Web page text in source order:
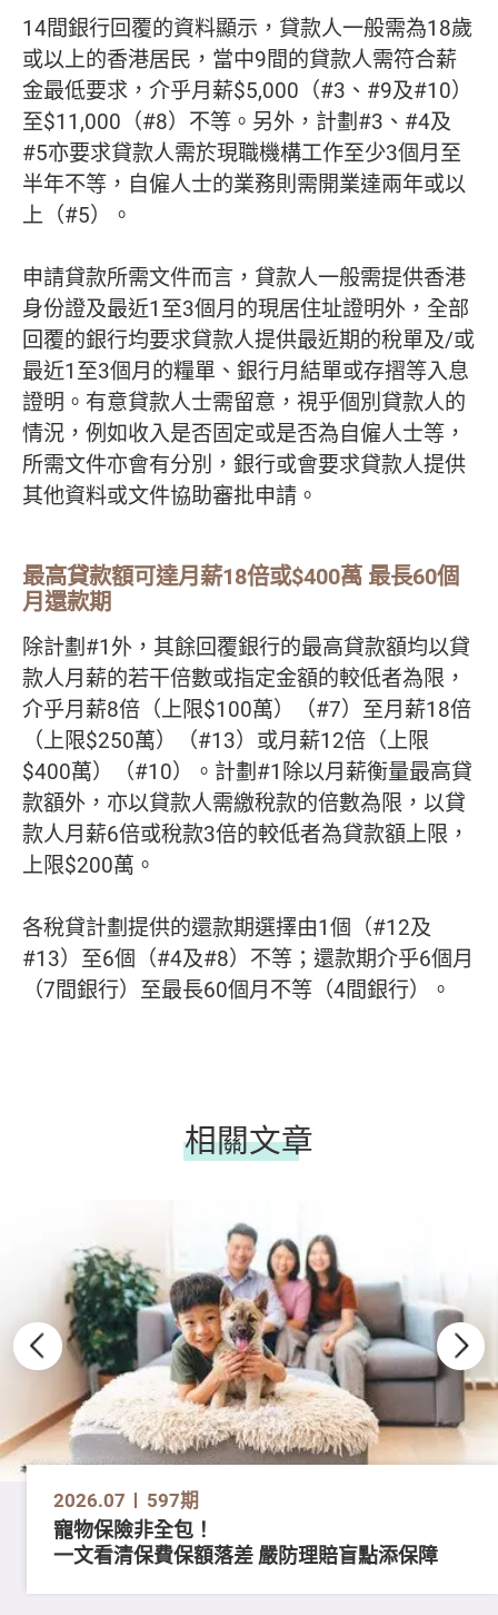
14間銀行回覆的資料顯示，貸款人一般需為18歲
或以上的香港居民，當中9間的貸款人需符合薪
金最低要求，介乎月薪$5,000（#3、#9及#10）
至$11,000（#8）不等。另外，計劃#3、#4及
#5亦要求貸款人需於現職機構工作至少3個月至
半年不等，自僱人士的業務則需開業達兩年或以
上（#5）。
申請貸款所需文件而言，貸款人一般需提供香港
身份證及最近1至3個月的現居住址證明外，全部
回覆的銀行均要求貸款人提供最近期的稅單及/或
最近1至3個月的糧單、銀行月結單或存摺等入息
證明。有意貸款人士需留意，視乎個別貸款人的
情況，例如收入是否固定或是否為自僱人士等，
所需文件亦會有分別，銀行或會要求貸款人提供
其他資料或文件協助審批申請。
最高貸款額可達月薪18倍或$400萬 最長60個
月還款期
除計劃#1外，其餘回覆銀行的最高貸款額均以貸
款人月薪的若干倍數或指定金額的較低者為限，
介乎月薪8倍（上限$100萬）（#7）至月薪18倍
（上限$250萬）（#13）或月薪12倍（上限
$400萬）（#10）。計劃#1除以月薪衡量最高貸
款額外，亦以貸款人需繳稅款的倍數為限，以貸
款人月薪6倍或稅款3倍的較低者為貸款額上限，
上限$200萬。
各稅貸計劃提供的還款期選擇由1個（#12及
#13）至6個（#4及#8）不等；還款期介乎6個月
（7間銀行）至最長60個月不等（4間銀行）。
相關文章
2026.07 597期
寵物保險非全包！
一文看清保費保額落差 嚴防理賠盲點添保障